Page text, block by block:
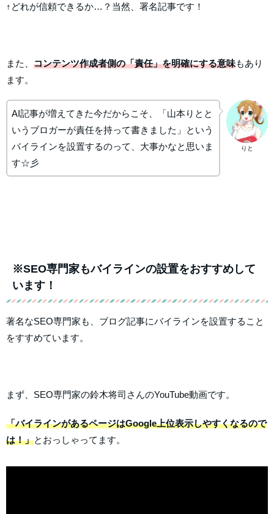
↑どれが信頼できるか…？当然、署名記事です！
また、 コンテンツ作成者側の「責任」を明確にする意味もあり
ます。
りと
AI記事が増えてきた今だからこそ、「山本りとと
いうブロガーが責任を持って書きました」という
バイラインを設置するのって、大事かなと思いま
す☆彡
※SEO専門家もバイラインの設置をおすすめして
います！
著名なSEO専門家も、ブログ記事にバイラインを設置すること
をすすめています。
まず、SEO専門家の鈴木将司さんのYouTube動画です。
「バイラインがあるページはGoogle上位表示しやすくなるので
は！」とおっしゃってます。